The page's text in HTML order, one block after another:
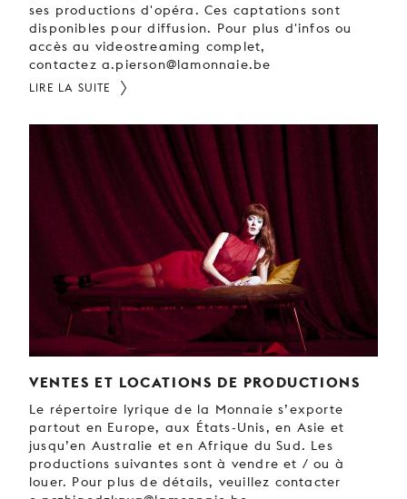
ses productions d'opéra. Ces captations sont
disponibles pour diffusion. Pour plus d'infos ou
accès au videostreaming complet,
contactez a.pierson@lamonnaie.be
LIRE LA SUITE
VENTES ET LOCATIONS DE PRODUCTIONS
Le répertoire lyrique de la Monnaie s’exporte
partout en Europe, aux États-Unis, en Asie et
jusqu’en Australie et en Afrique du Sud. Les
productions suivantes sont à vendre et / ou à
louer. Pour plus de détails, veuillez contacter